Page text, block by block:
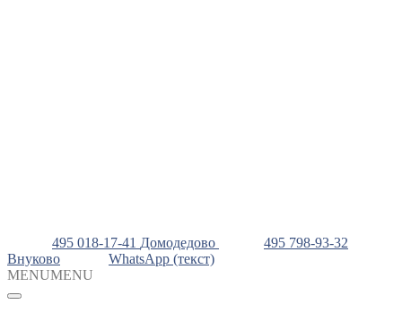
495 018-17-41 Домодедово
495 798-93-32
Внуково
WhatsApp (текст)
MENUMENU